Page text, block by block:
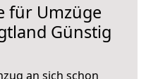
für Umzüge
Günstig
an sich schon